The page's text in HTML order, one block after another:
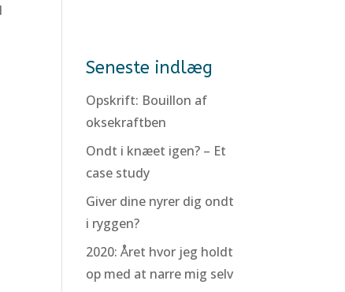
Seneste indlæg
Opskrift: Bouillon af
oksekraftben
Ondt i knæet igen? – Et
case study
Giver dine nyrer dig ondt
i ryggen?
2020: Året hvor jeg holdt
op med at narre mig selv